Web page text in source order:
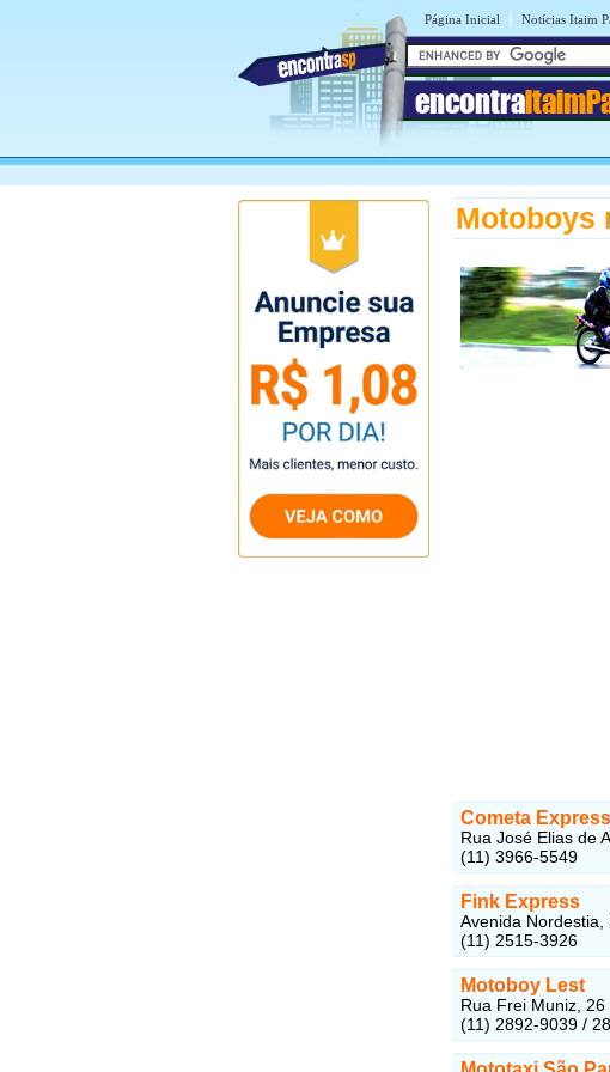
Página Inicial | Notícias Itaim
encontra
Motoboys
Cometa
Rua José Elias de
(11) 3966-5549
Fink Express
Avenida
(11) 2515-3926
Motoboy Lest
Rua Frei Muniz,
(11) 2892-9039 /